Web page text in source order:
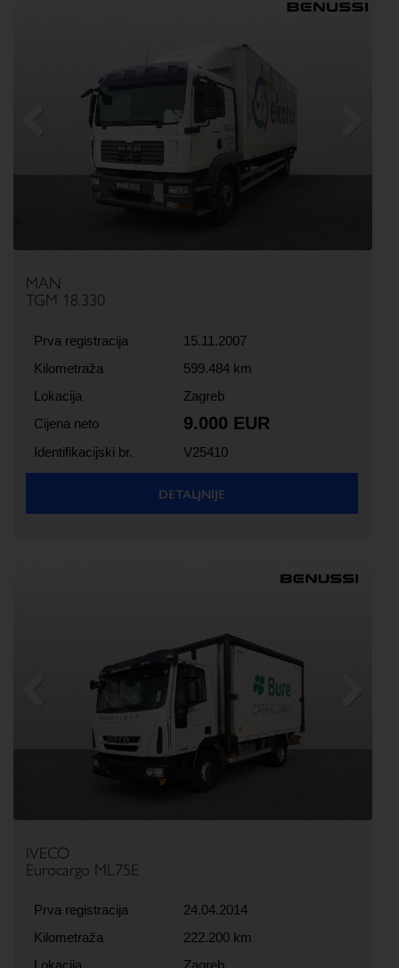
MAN
TGM 18.330
Prva registracija
15.11.2007
Kilometraža
599.484 km
Lokacija
Zagreb
Cijena neto
9.000 EUR
Identifikacijski br. V25410
DETALJNIJE
IVECO
Eurocargo ML75E
Prva registracija
24.04.2014
Kilometraža
222.200 km